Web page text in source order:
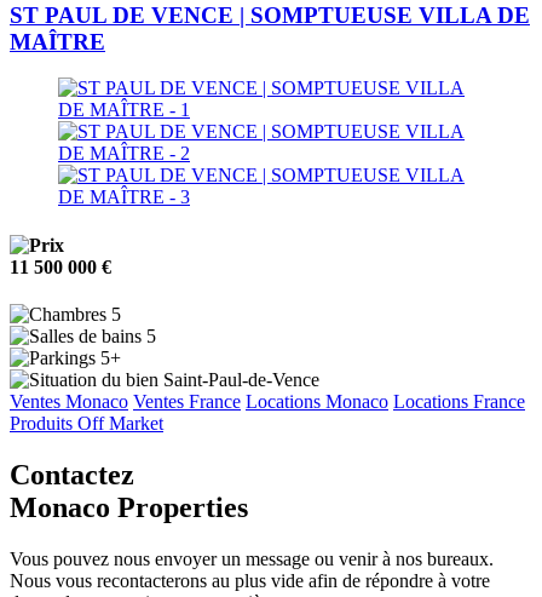
ST PAUL DE VENCE | SOMPTUEUSE VILLA DE
MAÎTRE
11 500 000 €
5
5
5+
Saint-Paul-de-Vence
Ventes Monaco Ventes France Locations Monaco Locations France
Produits Off Market
Contactez
Monaco Properties
Vous pouvez nous envoyer un message ou venir à nos bureaux.
Nous vous recontacterons au plus vide afin de répondre à votre